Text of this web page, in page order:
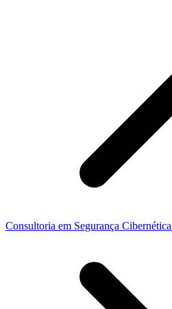
Consultoria em Segurança